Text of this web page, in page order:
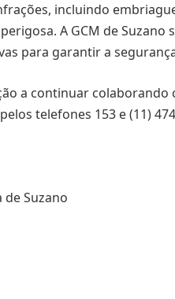
incluindo
A GCM de
para garantir a
a continuar
telefones 153 e (11)
Suzano